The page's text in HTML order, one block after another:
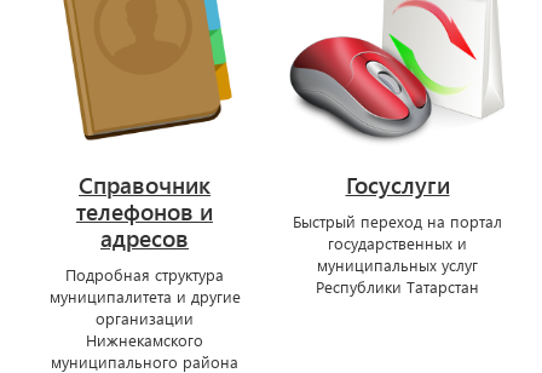
Справочник
телефонов и
адресов
Подробная структура
муниципалитета и другие
организации
Нижнекамского
муниципального района
Госуслуги
Быстрый переход на портал
государственных и
муниципальных услуг
Республики Татарстан